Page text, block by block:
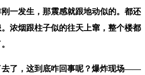
一发生，那震感就跟地动似的。都还
浓烟跟柱子似的往天上窜，整个楼都
了，这到底咋回事呢？爆炸现场——